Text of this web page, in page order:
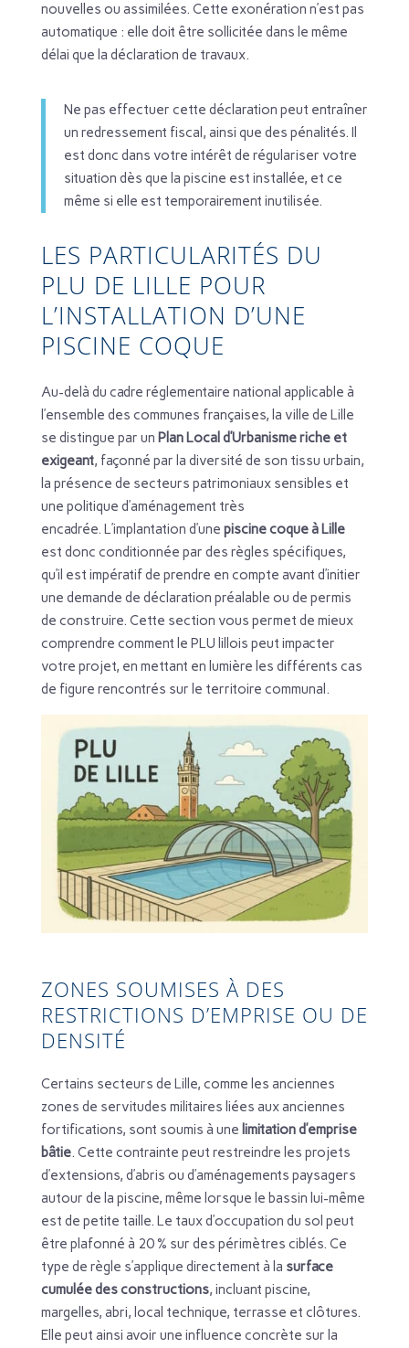
nouvelles ou assimilées. Cette exonération n’est pas
automatique : elle doit être sollicitée dans le même
délai que la déclaration de travaux.
Ne pas effectuer cette déclaration peut entraîner
un redressement fiscal, ainsi que des pénalités. Il
est donc dans votre intérêt de régulariser votre
situation dès que la piscine est installée, et ce
même si elle est temporairement inutilisée.
LES PARTICULARITÉS DU
PLU DE LILLE POUR
L’INSTALLATION D’UNE
PISCINE COQUE
Au-delà du cadre réglementaire national applicable à
l’ensemble des communes françaises, la ville de Lille
se distingue par un Plan Local d’Urbanisme riche et
exigeant, façonné par la diversité de son tissu urbain,
la présence de secteurs patrimoniaux sensibles et
une politique d’aménagement très
encadrée. L’implantation d’une piscine coque à Lille
est donc conditionnée par des règles spécifiques,
qu’il est impératif de prendre en compte avant d’initier
une demande de déclaration préalable ou de permis
de construire. Cette section vous permet de mieux
comprendre comment le PLU lillois peut impacter
votre projet, en mettant en lumière les différents cas
de figure rencontrés sur le territoire communal.
ZONES SOUMISES À DES
RESTRICTIONS D’EMPRISE OU DE
DENSITÉ
Certains secteurs de Lille, comme les anciennes
zones de servitudes militaires liées aux anciennes
fortifications, sont soumis à une limitation d’emprise
bâtie. Cette contrainte peut restreindre les projets
d’extensions, d’abris ou d’aménagements paysagers
autour de la piscine, même lorsque le bassin lui-même
est de petite taille. Le taux d’occupation du sol peut
être plafonné à 20 % sur des périmètres ciblés. Ce
type de règle s’applique directement à la surface
cumulée des constructions, incluant piscine,
margelles, abri, local technique, terrasse et clôtures.
Elle peut ainsi avoir une influence concrète sur la